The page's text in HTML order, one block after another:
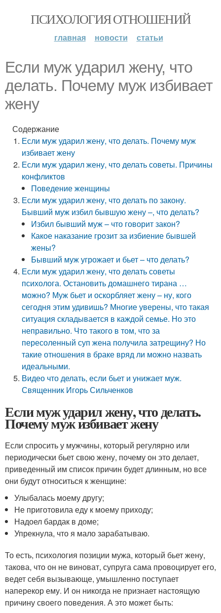
ПСИХОЛОГИЯ ОТНОШЕНИЙ
главная новости статьи
Если муж ударил жену, что
делать. Почему муж избивает
жену
Содержание
Если муж ударил жену, что делать. Почему муж
избивает жену
Если муж ударил жену, что делать советы. Причины
конфликтов
Поведение женщины
Если муж ударил жену, что делать по закону.
Бывший муж избил бывшую жену –, что делать?
Избил бывший муж – что говорит закон?
Какое наказание грозит за избиение бывшей
жены?
Бывший муж угрожает и бьет – что делать?
Если муж ударил жену, что делать советы
психолога. Остановить домашнего тирана …
можно? Муж бьет и оскорбляет жену – ну, кого
сегодня этим удивишь? Многие уверены, что такая
ситуация складывается в каждой семье. Но это
неправильно. Что такого в том, что за
пересоленный суп жена получила затрещину? Но
такие отношения в браке вряд ли можно назвать
идеальными.
Видео что делать, если бьет и унижает муж.
Священник Игорь Сильченков
Если муж ударил жену, что делать.
Почему муж избивает жену
Если спросить у мужчины, который регулярно или
периодически бьет свою жену, почему он это делает,
приведенный им список причин будет длинным, но все
они будут относиться к женщине:
Улыбалась моему другу;
Не приготовила еду к моему приходу;
Надоел бардак в доме;
Упрекнула, что я мало зарабатываю.
То есть, психология позиции мужа, который бьет жену,
такова, что он не виноват, супруга сама провоцирует его,
ведет себя вызывающе, умышленно поступает
наперекор ему. И он никогда не признает настоящую
причину своего поведения. А это может быть: